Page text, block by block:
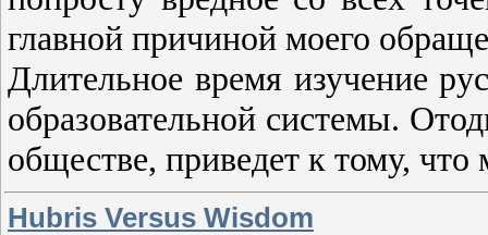
главной причиной моего
Длительное время изучение
образовательной системы.
обществе, приведет к тому,
Hubris Versus Wisdom